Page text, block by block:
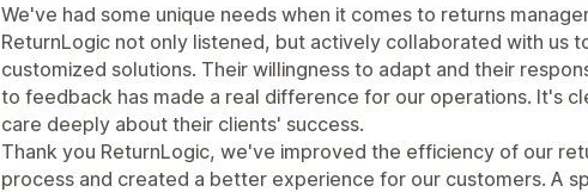
We've had some unique needs when it comes to returns
ReturnLogic not only listened, but actively collaborated with us
customized solutions. Their willingness to adapt and their
to feedback has made a real difference for our operations. It's
care deeply about their clients' success.
Thank you ReturnLogic, we've improved the efficiency of our
process and created a better experience for our customers. A